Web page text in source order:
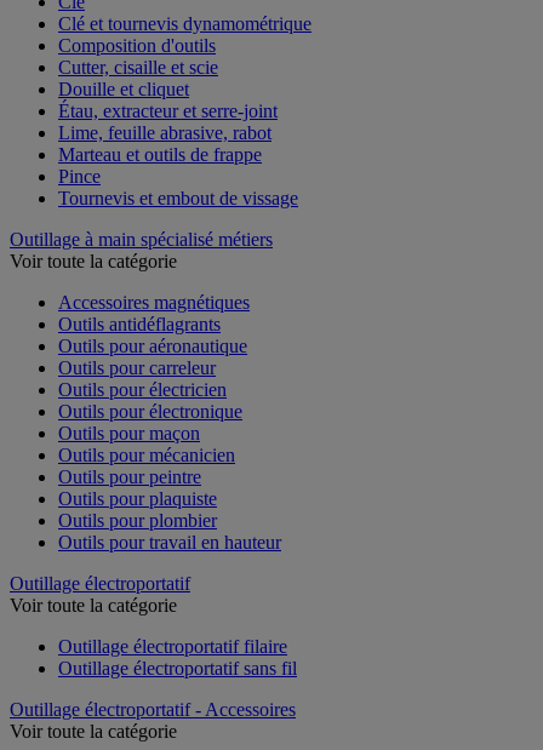
Clé et tournevis dynamométrique
Composition d'outils
Cutter, cisaille et scie
Douille et cliquet
Étau, extracteur et serre-joint
Lime, feuille abrasive, rabot
Marteau et outils de frappe
Pince
Tournevis et embout de vissage
Outillage à main spécialisé métiers
Voir toute la catégorie
Accessoires magnétiques
Outils antidéflagrants
Outils pour aéronautique
Outils pour carreleur
Outils pour électricien
Outils pour électronique
Outils pour maçon
Outils pour mécanicien
Outils pour peintre
Outils pour plaquiste
Outils pour plombier
Outils pour travail en hauteur
Outillage électroportatif
Voir toute la catégorie
Outillage électroportatif filaire
Outillage électroportatif sans fil
Outillage électroportatif - Accessoires
Voir toute la catégorie